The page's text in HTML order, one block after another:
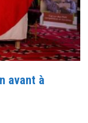
avant à